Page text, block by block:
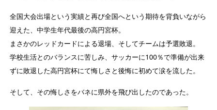
全国大会出場という実績と再び全国へという期待を背負いながら
迎えた、中学生年代最後の高円宮杯。
まさかのレッドカードによる退場、そしてチームは予選敗退。
学校生活とのバランスに苦しみ、サッカーに100％で準備が出来
ずに敗退した高円宮杯にて悔しさと後悔に初めて涙を流した。
そして、その悔しさをバネに県外を飛び出したのであった。